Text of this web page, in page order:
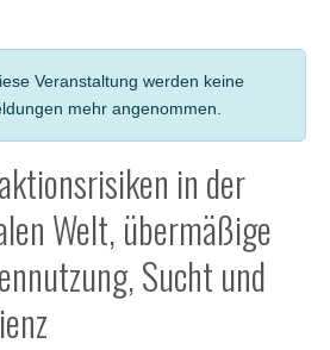
Veranstaltung werden keine
mehr angenommen.
in der
Welt, übermäßige
Sucht und